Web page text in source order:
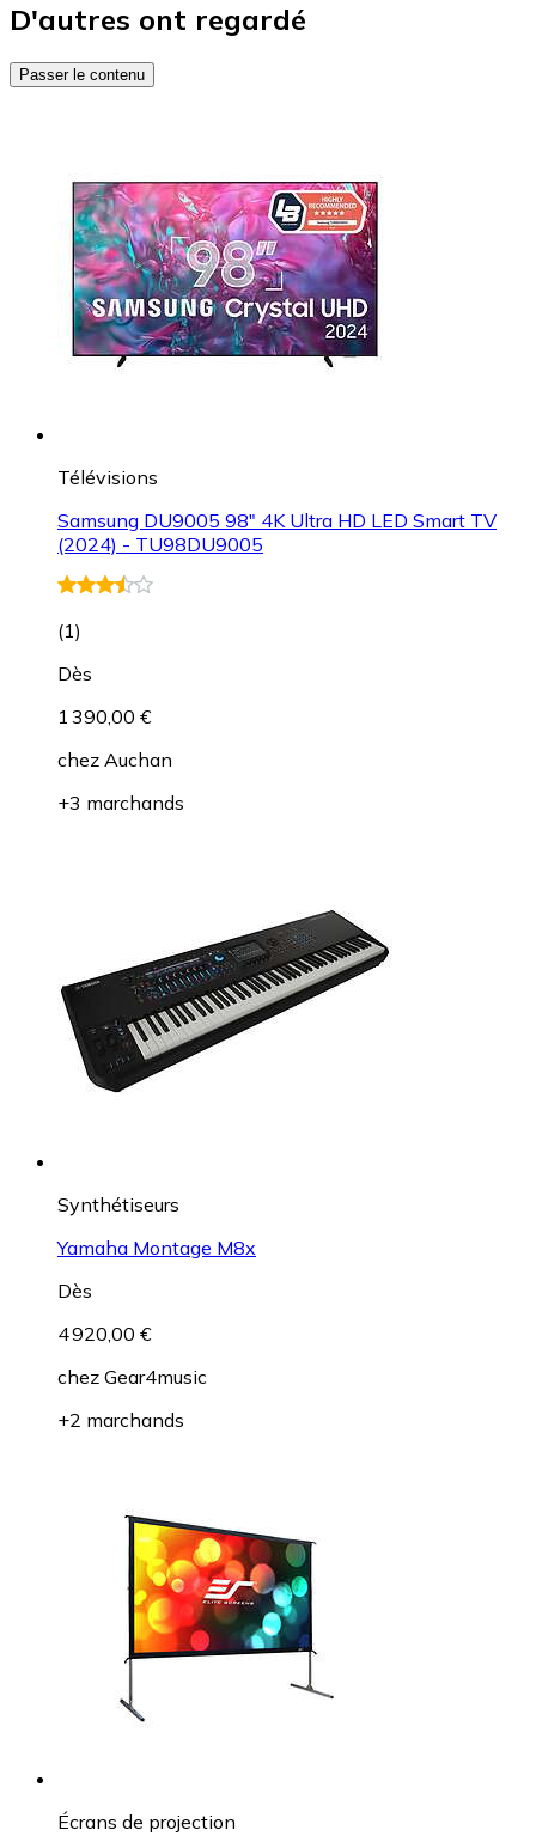
D'autres ont regardé
Passer le contenu
Télévisions
Samsung DU9005 98" 4K Ultra HD LED Smart TV
(2024) - TU98DU9005
(1)
Dès
1 390,00 €
chez Auchan
+3 marchands
Synthétiseurs
Yamaha Montage M8x
Dès
4 920,00 €
chez Gear4music
+2 marchands
Écrans de projection